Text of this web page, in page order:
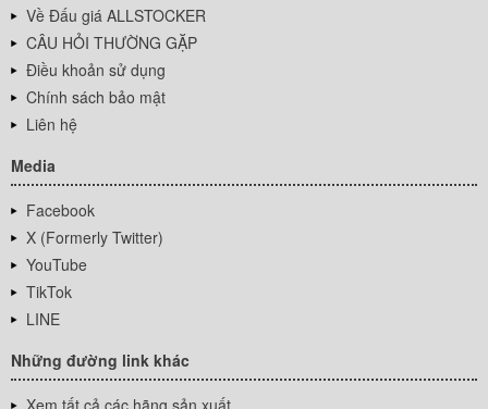
Về Đấu giá ALLSTOCKER
CÂU HỎI THƯỜNG GẶP
Điều khoản sử dụng
Chính sách bảo mật
Liên hệ
Media
Facebook
X (Formerly Twitter)
YouTube
TikTok
LINE
Những đường link khác
Xem tất cả các hãng sản xuất